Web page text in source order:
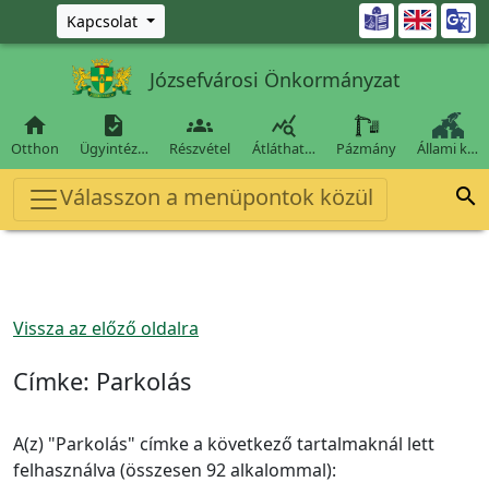
Ugrás a fő tartalomra
Kapcsolat 
Józsefvárosi Önkormányzat

Otthon

Ügyintéz…

Részvétel

Átláthat… Pázmány Állami k…
Válasszon a menüpontok közül 
Vissza az előző oldalra
Címke: Parkolás
A(z) "Parkolás" címke a következő tartalmaknál lett
felhasználva (összesen 92 alkalommal):